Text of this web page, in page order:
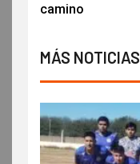
camino
MÁS NOTICIAS